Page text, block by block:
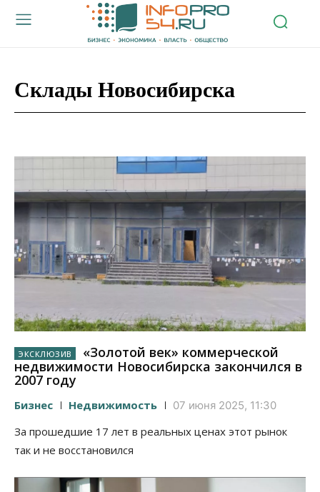
Склады Новосибирска
«Золотой век» коммерческой
недвижимости Новосибирска закончился в
2007 году
Бизнес Недвижимость 07 июня 2025, 11:30
За прошедшие 17 лет в реальных ценах этот рынок
так и не восстановился